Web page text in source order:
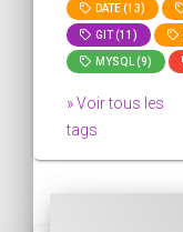
DATE (13)
GIT (11)
MYSQL (9)
» Voir tous les
tags